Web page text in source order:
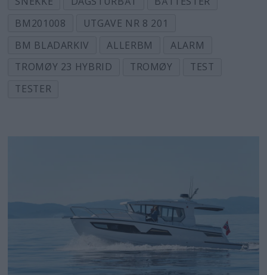
BM201008
UTGAVE NR 8 201
BM BLADARKIV
ALLERBM
ALARM
TROMØY 23 HYBRID
TROMØY
TEST
TESTER